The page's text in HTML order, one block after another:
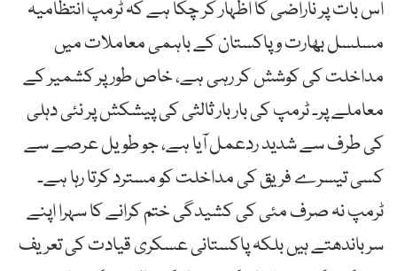
اس بات پر ناراضی کا اظہار کر چکا ہے کہ ٹرمپ انتظامیہ
مسلسل بھارت و پاکستان کے باہمی معاملات میں
مداخلت کی کوشش کر رہی ہے، خاص طور پر کشمیر کے
معاملے پر۔ ٹرمپ کی بار بار ثالثی کی پیشکش پر نئی دہلی
کی طرف سے شدید ردعمل آیا ہے، جو طویل عرصے سے
کسی تیسرے فریق کی مداخلت کو مسترد کرتا رہا ہے۔
ٹرمپ نہ صرف مئی کی کشیدگی ختم کرانے کا سہرا اپنے
سر باندھتے ہیں بلکہ پاکستانی عسکری قیادت کی تعریف